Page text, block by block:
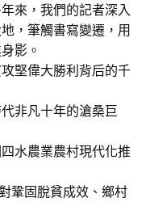
來，我們的記者深入
，筆觸書寫變遷，用
影。
堅偉大勝利背后的千
非凡十年的滄桑巨
水農業農村現代化推
鞏固脫貧成效、鄉村